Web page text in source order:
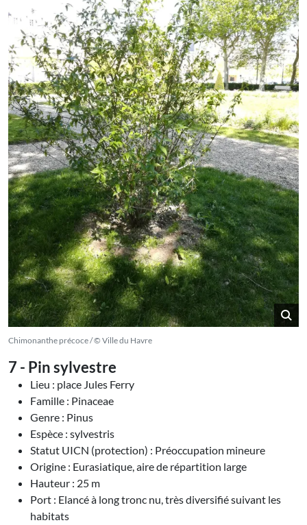
Chimonanthe précoce / © Ville du Havre
7 - Pin sylvestre
Lieu : place Jules Ferry
Famille : Pinaceae
Genre : Pinus
Espèce : sylvestris
Statut UICN (protection) : Préoccupation mineure
Origine : Eurasiatique, aire de répartition large
Hauteur : 25 m
Port : Elancé à long tronc nu, très diversifié suivant les
habitats